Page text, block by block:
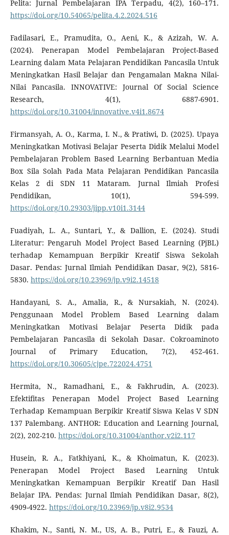
Pelita: Jurnal Pembelajaran IPA Terpadu, 4(2), 160–171.
https://doi.org/10.54065/pelita.4.2.2024.516
Fadilasari, E., Pramudita, O., Aeni, K., & Azizah, W. A.
(2024). Penerapan Model Pembelajaran Project-Based
Learning dalam Mata Pelajaran Pendidikan Pancasila Untuk
Meningkatkan Hasil Belajar dan Pengamalan Makna Nilai-
Nilai Pancasila. INNOVATIVE: Journal Of Social Science
Research, 4(1), 6887-6901.
https://doi.org/10.31004/innovative.v4i1.8674
Firmansyah, A. O., Karma, I. N., & Pratiwi, D. (2025). Upaya
Meningkatkan Motivasi Belajar Peserta Didik Melalui Model
Pembelajaran Problem Based Learning Berbantuan Media
Box Sila Solah Pada Mata Pelajaran Pendidikan Pancasila
Kelas 2 di SDN 11 Mataram. Jurnal Ilmiah Profesi
Pendidikan, 10(1), 594-599.
https://doi.org/10.29303/jipp.v10i1.3144
Fuadiyah, L. A., Suntari, Y., & Dallion, E. (2024). Studi
Literatur: Pengaruh Model Project Based Learning (PjBL)
terhadap Kemampuan Berpikir Kreatif Siswa Sekolah
Dasar. Pendas: Jurnal Ilmiah Pendidikan Dasar, 9(2), 5816-
5830. https://doi.org/10.23969/jp.v9i2.14518
Handayani, S. A., Amalia, R., & Nursakiah, N. (2024).
Penggunaan Model Problem Based Learning dalam
Meningkatkan Motivasi Belajar Peserta Didik pada
Pembelajaran Pancasila di Sekolah Dasar. Cokroaminoto
Journal of Primary Education, 7(2), 452-461.
https://doi.org/10.30605/cjpe.722024.4751
Hermita, N., Ramadhani, E., & Fakhrudin, A. (2023).
Efektifitas Penerapan Model Project Based Learning
Terhadap Kemampuan Berpikir Kreatif Siswa Kelas V SDN
137 Palembang. ANTHOR: Education and Learning Journal,
2(2), 202-210. https://doi.org/10.31004/anthor.v2i2.117
Husein, R. A., Fatkhiyani, K., & Khoimatun, K. (2023).
Penerapan Model Project Based Learning Untuk
Meningkatkan Kemampuan Berpikir Kreatif Dan Hasil
Belajar IPA. Pendas: Jurnal Ilmiah Pendidikan Dasar, 8(2),
4909-4922. https://doi.org/10.23969/jp.v8i2.9534
Khakim, N., Santi, N. M., US, A. B., Putri, E., & Fauzi, A.